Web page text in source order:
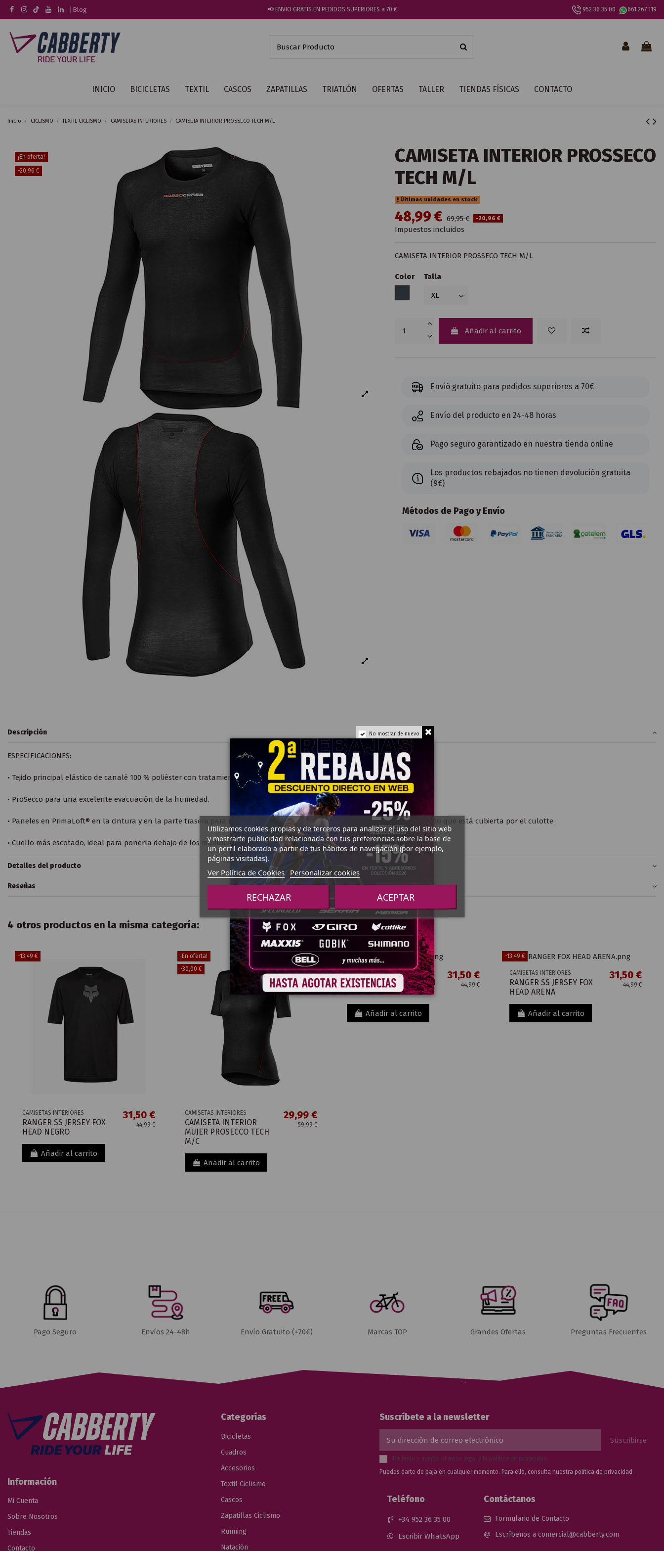
No mostrar de nuevo
Blog 📢 ENVIO GRATIS EN PEDIDOS SUPERIORES a 70 € 952 36 35 00 661 267 119
INICIO BICICLETAS TEXTIL CASCOS ZAPATILLAS TRIATLÓN OFERTAS TALLER TIENDAS FÍSICAS CONTACTO
Inicio CICLISMO TEXTIL CICLISMO CAMISETAS INTERIORES CAMISETA INTERIOR PROSSECO TECH M/L
¡En oferta!
-20,96 €
CAMISETA INTERIOR PROSSECO
TECH M/L
Últimas unidades en stock
48,99 € 69,95 € -20,96 €
Impuestos incluidos
CAMISETA INTERIOR PROSSECO TECH M/L
Color
Talla
Añadir al carrito
Envió gratuito para pedidos superiores a 70€
Envío del producto en 24-48 horas
Pago seguro garantizado en nuestra tienda online
Los productos rebajados no tienen devolución gratuita
(9€)
Métodos de Pago y Envío
Descripción
ESPECIFICACIONES:
• Tejido principal elástico de canalé 100 % poliéster con tratamiento hidrófilo.
• ProSecco para una excelente evacuación de la humedad.
• Paneles en PrimaLoft® en la cintura y en la parte trasera para reducir el aislamiento térmico en la parte superior del cuerpo que está cubierta por el culotte.
• Cuello más escotado, ideal para ponerla debajo de los maillots de cuello bajo.
Detalles del producto
Reseñas
4 otros productos en la misma categoría:
-13,49 €
CAMISETAS INTERIORES
RANGER SS JERSEY FOX
HEAD NEGRO
31,50 €
44,99 €
Añadir al carrito
¡En oferta!
-30,00 €
CAMISETAS INTERIORES
CAMISETA INTERIOR
MUJER PROSECCO TECH
M/C
29,99 €
59,99 €
Añadir al carrito
-13,49 €
CAMISETAS INTERIORES
CAMISETA INTERIOR S/M
CASTELLI CORE MESH 3
31,50 €
44,99 €
Añadir al carrito
-13,49 €
CAMISETAS INTERIORES
RANGER SS JERSEY FOX
HEAD ARENA
31,50 €
44,99 €
Añadir al carrito
Pago Seguro Envíos 24-48h Envío Gratuito (+70€) Marcas TOP Grandes Ofertas Preguntas Frecuentes
Información
Mi Cuenta
Sobre Nosotros
Tiendas
Contacto
Categorías
Bicicletas
Cuadros
Accesorios
Textil Ciclismo
Cascos
Zapatillas Ciclismo
Running
Natación
Suscríbete a la newsletter
He leído y acepto el aviso legaly la política de privacidad .
Puedes darte de baja en cualquier momento. Para ello, consulta nuestrapolítica de privacidad.
Teléfono
+34 952 36 35 00
Escribir WhatsApp
Contáctanos
Formulario de Contacto
Escríbenos a comercial@cabberty.com
Utilizamos cookies propias y de terceros para analizar el uso del sitio web
y mostrarte publicidad relacionada con tus preferencias sobre la base de
un perfil elaborado a partir de tus hábitos de navegación (por ejemplo,
páginas visitadas).
Ver Política de Cookies Personalizar cookies
RECHAZAR ACEPTAR